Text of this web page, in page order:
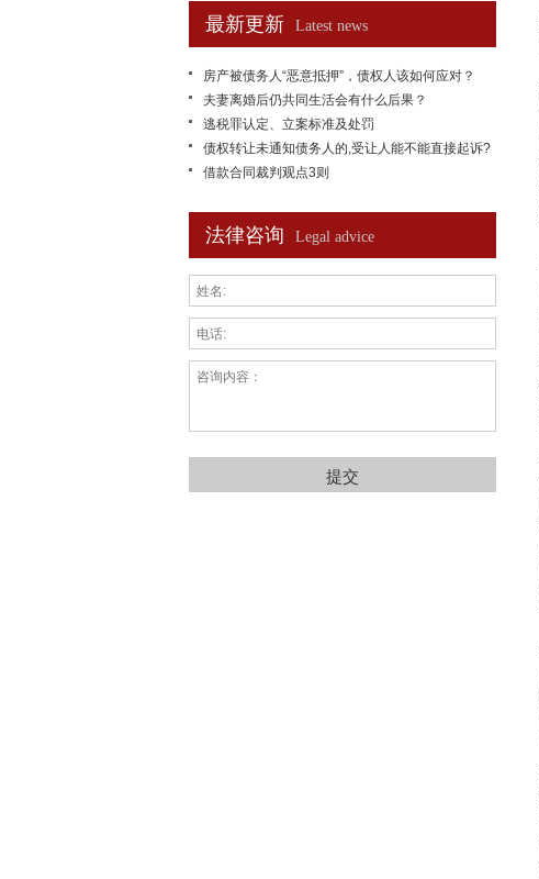
最新更新 Latest news
房产被债务人“恶意抵押”，债权人该如何应对？
夫妻离婚后仍共同生活会有什么后果？
逃税罪认定、立案标准及处罚
债权转让未通知债务人的,受让人能不能直接起诉?
借款合同裁判观点3则
法律咨询 Legal advice